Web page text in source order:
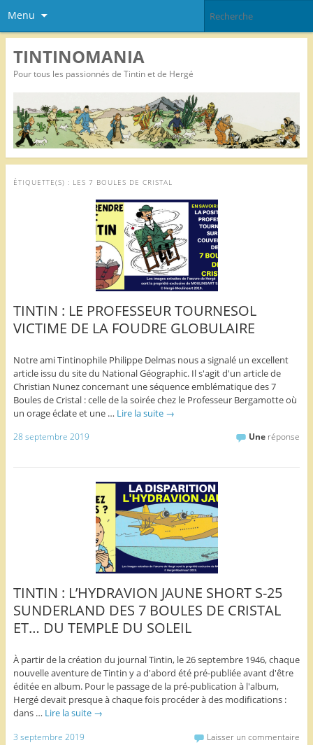
Menu
TINTINOMANIA
Pour tous les passionnés de Tintin et de Hergé
ÉTIQUETTE(S) : LES 7 BOULES DE CRISTAL
TINTIN : LE PROFESSEUR TOURNESOL
VICTIME DE LA FOUDRE GLOBULAIRE
Notre ami Tintinophile Philippe Delmas nous a signalé un excellent
article issu du site du National Géographic. Il s'agit d'un article de
Christian Nunez concernant une séquence emblématique des 7
Boules de Cristal : celle de la soirée chez le Professeur Bergamotte où
un orage éclate et une … Lire la suite →
28 septembre 2019 Une réponse
TINTIN : L’HYDRAVION JAUNE SHORT S-25
SUNDERLAND DES 7 BOULES DE CRISTAL
ET… DU TEMPLE DU SOLEIL
À partir de la création du journal Tintin, le 26 septembre 1946, chaque
nouvelle aventure de Tintin y a d'abord été pré-publiée avant d'être
éditée en album. Pour le passage de la pré-publication à l'album,
Hergé devait presque à chaque fois procéder à des modifications :
dans … Lire la suite →
3 septembre 2019 Laisser un commentaire